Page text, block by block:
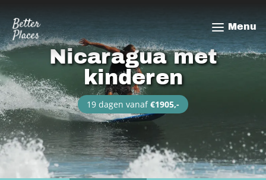
naar
de
inhoud
gaan
Nicaragua met
kinderen
19 dagen vanaf€1905,-
Menu